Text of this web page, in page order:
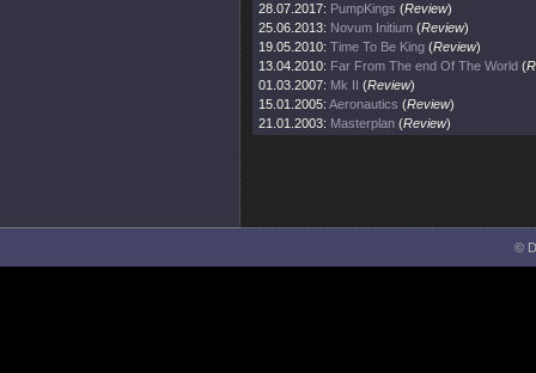
28.07.2017: PumpKings (Review)
25.06.2013: Novum Initium (Review)
19.05.2010: Time To Be King (Review)
13.04.2010: Far From The end Of The World (
01.03.2007: Mk II (Review)
15.01.2005: Aeronautics (Review)
21.01.2003: Masterplan (Review)
©